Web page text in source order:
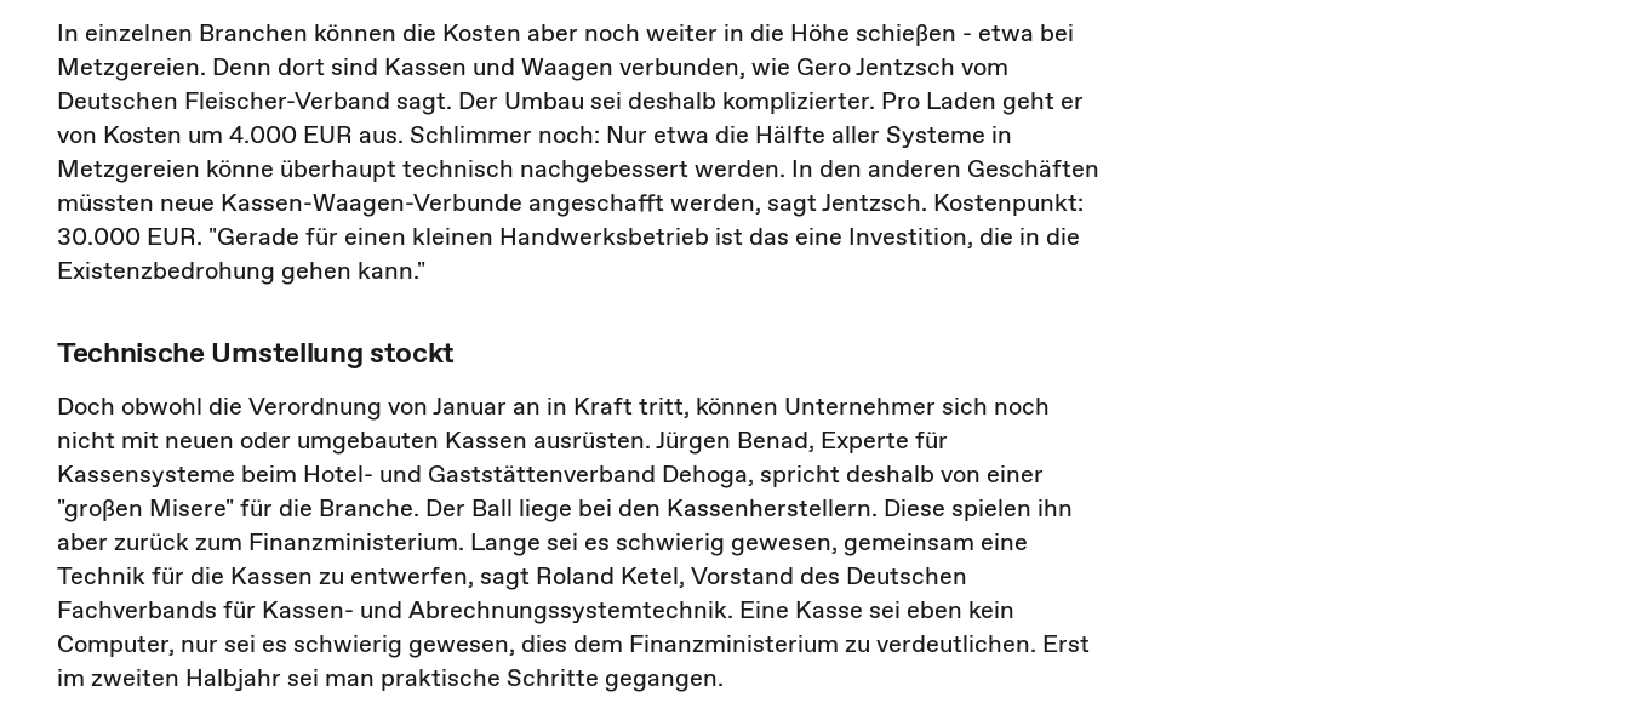
In einzelnen Branchen können die Kosten aber noch weiter in die Höhe schießen - etwa bei
Metzgereien. Denn dort sind Kassen und Waagen verbunden, wie Gero Jentzsch vom
Deutschen Fleischer-Verband sagt. Der Umbau sei deshalb komplizierter. Pro Laden geht er
von Kosten um 4.000 EUR aus. Schlimmer noch: Nur etwa die Hälfte aller Systeme in
Metzgereien könne überhaupt technisch nachgebessert werden. In den anderen Geschäften
müssten neue Kassen-Waagen-Verbunde angeschafft werden, sagt Jentzsch. Kostenpunkt:
30.000 EUR. "Gerade für einen kleinen Handwerksbetrieb ist das eine Investition, die in die
Existenzbedrohung gehen kann."
Technische Umstellung stockt
Doch obwohl die Verordnung von Januar an in Kraft tritt, können Unternehmer sich noch
nicht mit neuen oder umgebauten Kassen ausrüsten. Jürgen Benad, Experte für
Kassensysteme beim Hotel- und Gaststättenverband Dehoga, spricht deshalb von einer
"großen Misere" für die Branche. Der Ball liege bei den Kassenherstellern. Diese spielen ihn
aber zurück zum Finanzministerium. Lange sei es schwierig gewesen, gemeinsam eine
Technik für die Kassen zu entwerfen, sagt Roland Ketel, Vorstand des Deutschen
Fachverbands für Kassen- und Abrechnungssystemtechnik. Eine Kasse sei eben kein
Computer, nur sei es schwierig gewesen, dies dem Finanzministerium zu verdeutlichen. Erst
im zweiten Halbjahr sei man praktische Schritte gegangen.